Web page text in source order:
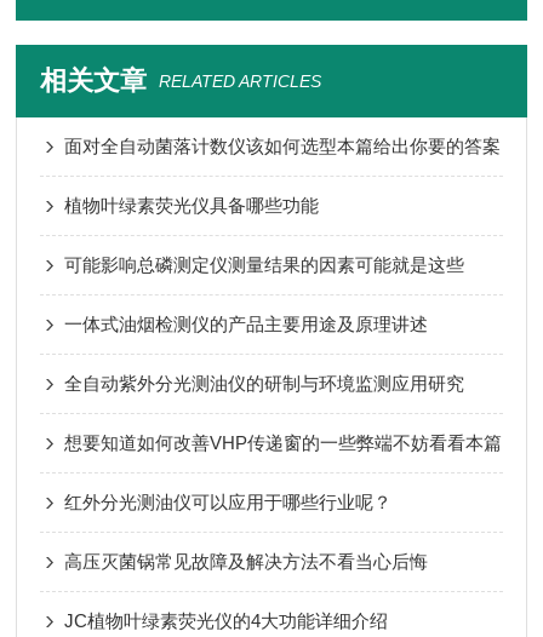
相关文章 RELATED ARTICLES
面对全自动菌落计数仪该如何选型本篇给出你要的答案
植物叶绿素荧光仪具备哪些功能
可能影响总磷测定仪测量结果的因素可能就是这些
一体式油烟检测仪的产品主要用途及原理讲述
全自动紫外分光测油仪的研制与环境监测应用研究
想要知道如何改善VHP传递窗的一些弊端不妨看看本篇
红外分光测油仪可以应用于哪些行业呢？
高压灭菌锅常见故障及解决方法不看当心后悔
JC植物叶绿素荧光仪的4大功能详细介绍